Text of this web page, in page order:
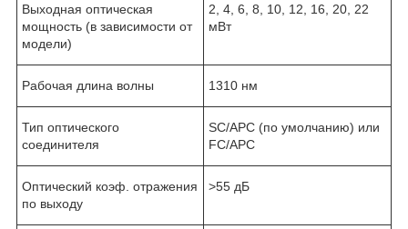
Выходная оптическая
мощность (в зависимости от
модели)
2, 4, 6, 8, 10, 12, 16, 20, 22
мВт
Рабочая длина волны 1310 нм
Тип оптического
соединителя
SC/APC (по умолчанию) или
FC/APC
Оптический коэф. отражения
по выходу
>55 дБ